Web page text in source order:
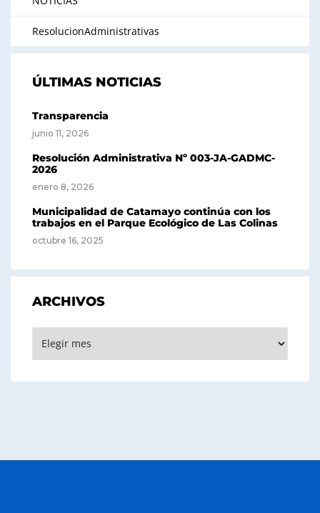
ResolucionAdministrativas
ÚLTIMAS NOTICIAS
Transparencia
junio 11, 2026
Resolución Administrativa Nº 003-JA-GADMC-
2026
enero 8, 2026
Municipalidad de Catamayo continúa con los
trabajos en el Parque Ecológico de Las Colinas
octubre 16, 2025
ARCHIVOS